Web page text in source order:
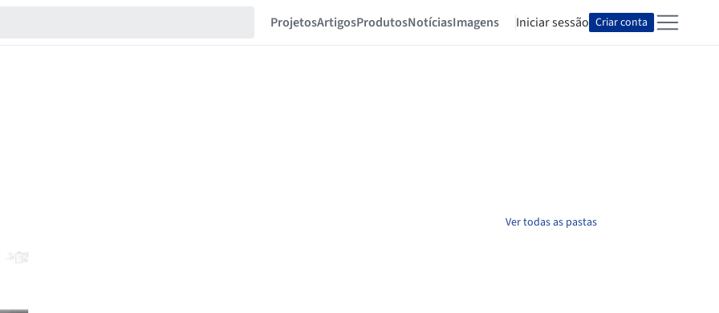
ProjetosArtigosProdutosNotíciasImagens Iniciar sessão Criar conta
Ver todas as pastas